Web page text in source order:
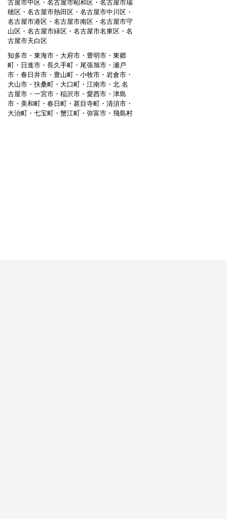
古屋市中区・名古屋市昭和区・名古屋市瑞
穂区・名古屋市熱田区・名古屋市中川区・
名古屋市港区・名古屋市南区・名古屋市守
山区・名古屋市緑区・名古屋市名東区・名
古屋市天白区
知多市・東海市・大府市・豊明市・東郷
町・日進市・長久手町・尾張旭市・瀬戸
市・春日井市・豊山町・小牧市・岩倉市・
犬山市・扶桑町・大口町・江南市・北 名
古屋市・一宮市・稲沢市・愛西市・津島
市・美和町・春日町・甚目寺町・清須市・
大治町・七宝町・蟹江町・弥富市・飛島村